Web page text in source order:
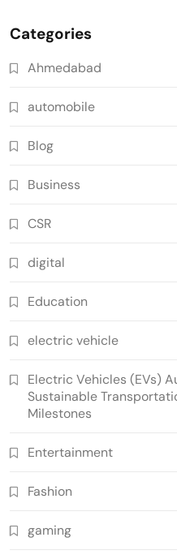
Categories
Ahmedabad
automobile
Blog
Business
CSR
digital
Education
electric vehicle
Electric Vehicles (EVs)
Sustainable
Milestones
Entertainment
Fashion
gaming